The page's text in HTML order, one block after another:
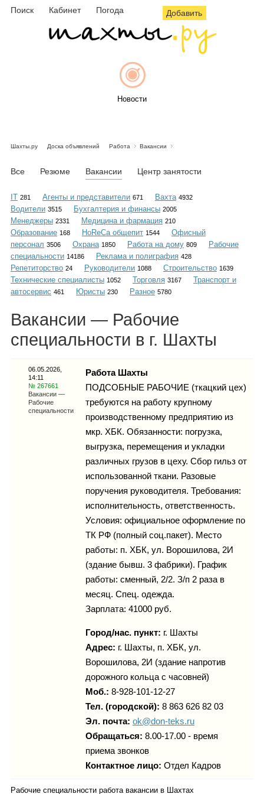
Поиск Кабинет Погода Добавить
Новости
Объявления
Каталог
Инфо
Карты
Фотогалерея
Шахты.ру Доска объявлений Работа Вакансии
Все Резюме Вакансии Центр занятости
IT 281 Агенты и представители 671 Вахта 4932
Водители 3515 Бухгалтерия и финансы 2005
Менеджеры 2331 Медицина и фармация 210
Образование 168 HoReCa общепит 1544
Офисный
персонал 3506 Охрана 1850 Работа на дому 809
Рабочие
специальности 14186 Реклама и полиграфия 428
Репетиторство 24 Руководители 1088 Строительство 1639
Технические специалисты 1052 Торговля 3167
Транспорт и
автосервис 461 Юристы 230 Разное 5780
Вакансии — Рабочие
специальности в г. Шахты
06.05.2026,
14:11
№ 267661
Вакансии —
Рабочие
специальности
Работа Шахты
ПОДСОБНЫЕ РАБОЧИЕ (ткацкий цех)
требуются на работу крупному
производственному предприятию из
мкр. ХБК. Обязанности: погрузка,
выгрузка, перемещения и укладки
различных грузов в цеху. Сбор гильз от
использованной ткани. Разовые
поручения руководителя. Требования:
исполнительность, ответственность.
Условия: официальное оформление по
ТК РФ (полный соц.пакет). Место
работы: п. ХБК, ул. Ворошилова, 2И
(здание бывш. 3 фабрики). График
работы: сменный, 2/2. З/п 2 раза в
месяц. Спец. одежда.
Зарплата: 41000 руб.
Город/нас. пункт: г. Шахты
Адрес: г. Шахты, п. ХБК, ул.
Ворошилова, 2И (здание напротив
дорожного кольца с часовней)
Моб.: 8-928-101-12-27
Тел. (городской): 8 863 626 82 03
Эл. почта: ok@don-teks.ru
Обращаться: 8.00-17.00 - время
приема звонков
Контактное лицо: Отдел Кадров
Рабочие специальности работа вакансии в Шахтах